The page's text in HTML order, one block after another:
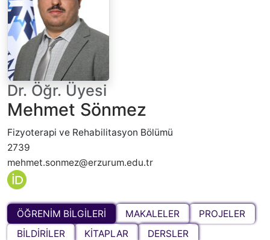
Dr. Öğr. Üyesi
Mehmet Sönmez
Fizyoterapi ve Rehabilitasyon Bölümü
2739
mehmet.sonmez@erzurum.edu.tr
ÖĞRENİM BİLGİLERİ MAKALELER
PROJELER
BİLDİRİLER
KİTAPLAR
DERSLER